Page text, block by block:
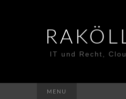
IT und Recht,
MENU